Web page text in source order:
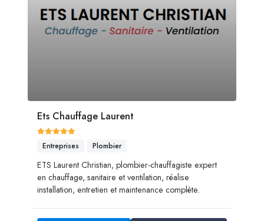
Ets Chauffage Laurent
Entreprises Plombier
ETS Laurent Christian, plombier-chauffagiste expert
en chauffage, sanitaire et ventilation, réalise
installation, entretien et maintenance complète.